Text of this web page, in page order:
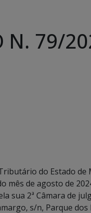
N. 79/
do Estado de
mês de agosto de
sua 2ª Câmara de
s/n, Parque dos